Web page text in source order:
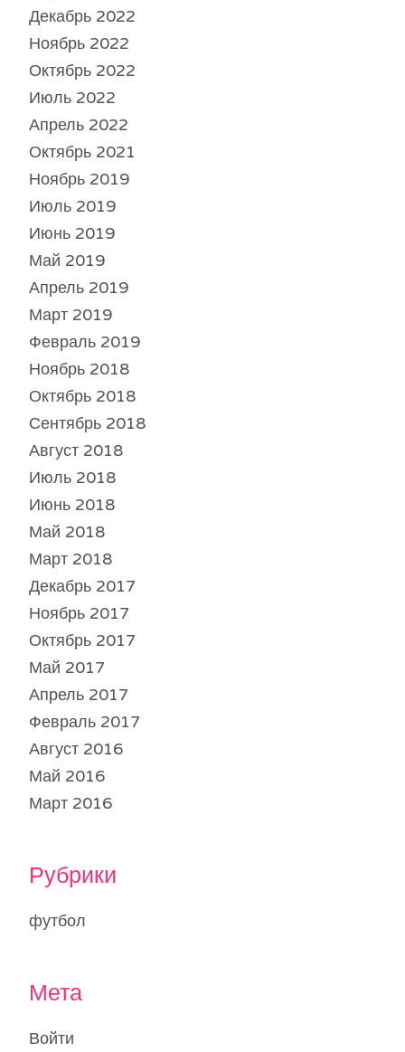
Декабрь 2022
Ноябрь 2022
Октябрь 2022
Июль 2022
Апрель 2022
Октябрь 2021
Ноябрь 2019
Июль 2019
Июнь 2019
Май 2019
Апрель 2019
Март 2019
Февраль 2019
Ноябрь 2018
Октябрь 2018
Сентябрь 2018
Август 2018
Июль 2018
Июнь 2018
Май 2018
Март 2018
Декабрь 2017
Ноябрь 2017
Октябрь 2017
Май 2017
Апрель 2017
Февраль 2017
Август 2016
Май 2016
Март 2016
Рубрики
футбол
Мета
Войти